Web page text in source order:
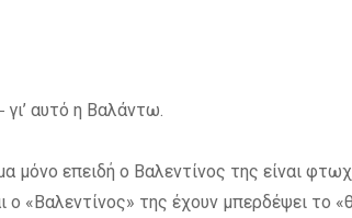
αυτό η Βαλάντω.
μόνο επειδή ο Βαλεντίνος της είναι
ο «Βαλεντίνος» της έχουν μπερδέψει το